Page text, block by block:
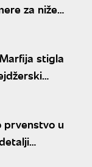
za niže
stigla
prvenstvo u
godinu